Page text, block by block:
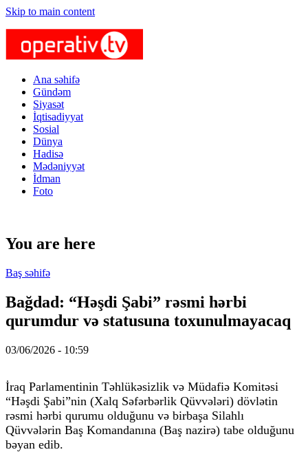
Skip to main content
Ana səhifə
Gündəm
Siyasət
İqtisadiyyat
Sosial
Dünya
Hadisə
Mədəniyyət
İdman
Foto
You are here
Baş səhifə
Bağdad: “Həşdi Şabi” rəsmi hərbi
qurumdur və statusuna toxunulmayacaq
03/06/2026 - 10:59
İraq Parlamentinin Təhlükəsizlik və Müdafiə Komitəsi
“Həşdi Şabi”nin (Xalq Səfərbərlik Qüvvələri) dövlətin
rəsmi hərbi qurumu olduğunu və birbaşa Silahlı
Qüvvələrin Baş Komandanına (Baş nazirə) tabe olduğunu
bəyan edib.